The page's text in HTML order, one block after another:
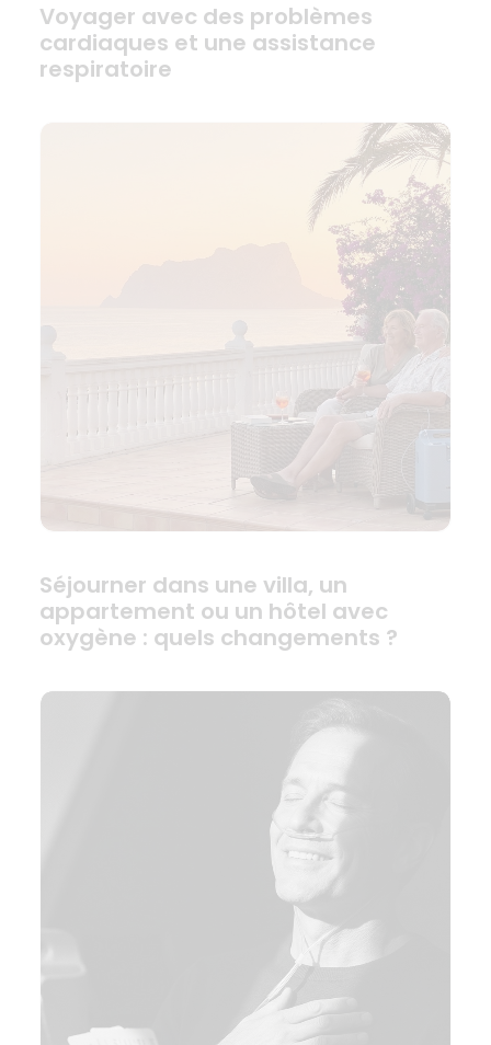
Voyager avec des problèmes
cardiaques et une assistance
respiratoire
Séjourner dans une villa, un
appartement ou un hôtel avec
oxygène : quels changements ?